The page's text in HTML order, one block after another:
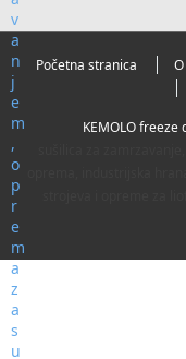
Početna stranica
KEMOLO